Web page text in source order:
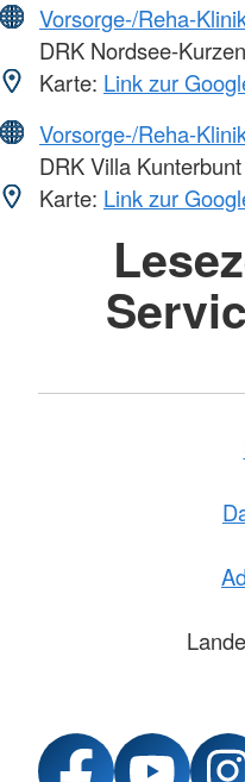
Vorsorge-/Reha-
DRK Nordsee-
Karte: Link zur
Vorsorge-/Reha-
DRK Villa
Karte: Link zur